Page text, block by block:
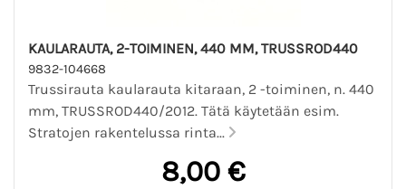
KAULARAUTA, 2-TOIMINEN, 440 MM, TRUSSROD440
9832-104668
Trussirauta kaularauta kitaraan, 2 -toiminen, n. 440
mm, TRUSSROD440/2012. Tätä käytetään esim.
Stratojen rakentelussa rinta...
8,00 €